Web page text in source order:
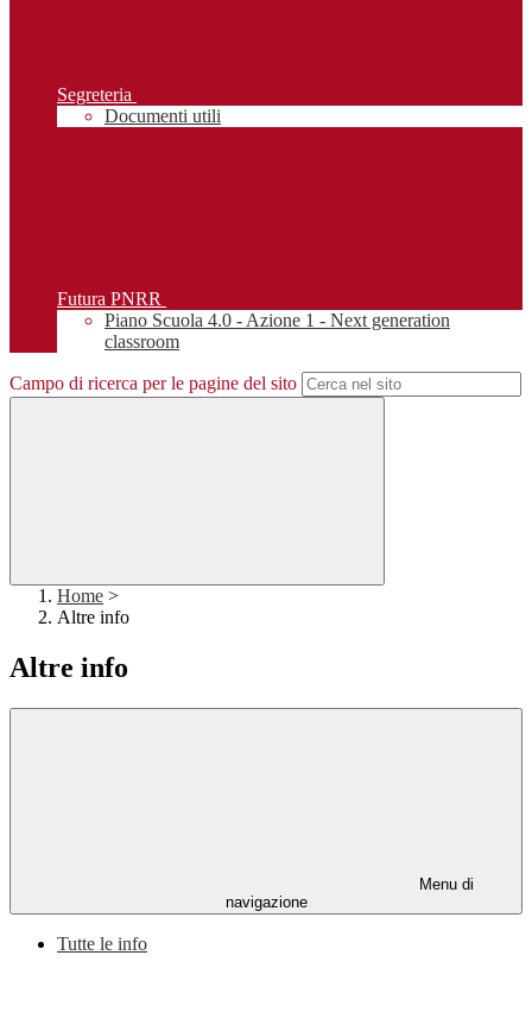
Segreteria
Documenti utili
Futura PNRR
Piano Scuola 4.0 - Azione 1 - Next generation
classroom
Campo di ricerca per le pagine del sito
Home >
Altre info
Altre info
Menu di
navigazione
Tutte le info